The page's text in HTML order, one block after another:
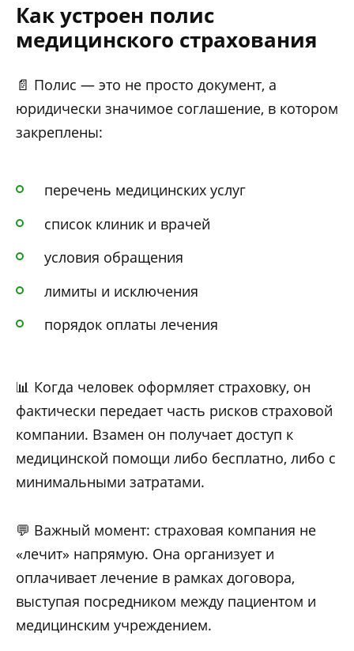
Как устроен полис
медицинского страхования
📄 Полис — это не просто документ, а
юридически значимое соглашение, в котором
закреплены:
перечень медицинских услуг
список клиник и врачей
условия обращения
лимиты и исключения
порядок оплаты лечения
📊 Когда человек оформляет страховку, он
фактически передает часть рисков страховой
компании. Взамен он получает доступ к
медицинской помощи либо бесплатно, либо с
минимальными затратами.
💬 Важный момент: страховая компания не
«лечит» напрямую. Она организует и
оплачивает лечение в рамках договора,
выступая посредником между пациентом и
медицинским учреждением.